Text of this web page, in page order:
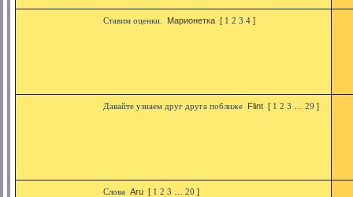
Ставим оценки. Марионетка [ 1 2 3 4 ]
Давайте узнаем друг друга поближе Flint [ 1 2 3 29 ]
Слова Aru [ 1 2 3 20 ]